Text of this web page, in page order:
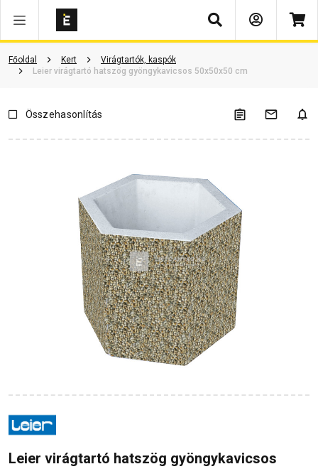
Keresés
Főoldal Kert
Virágtartók, kaspók
Leier virágtartó hatszög gyöngykavicsos 50x50x50 cm
Vásárlói vélemények Kérdések és válaszok Kapcsolódó cikkek
Összehasonlítás
Leier virágtartó hatszög gyöngykavicsos